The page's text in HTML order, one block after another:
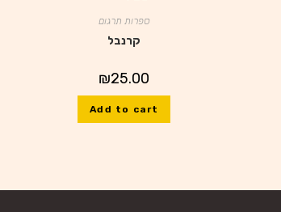
ספרות תרגום
קרנבל
₪25.00
Add to cart